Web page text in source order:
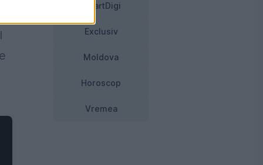
SmartDigi
Exclusiv
Moldova
Horoscop
Vremea